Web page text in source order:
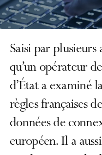
Saisi par plusieurs
qu’un opérateur
d’État a examiné
règles françaises
données de
européen. Il a